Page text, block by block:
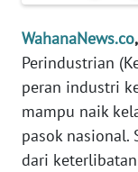
WahanaNews.co
Perindustrian
peran industri
mampu naik
pasok nasional.
dari
EDITORIAL
Informasi
INDEKS
BERITA